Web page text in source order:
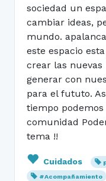
sociedad un
cambiar ideas,
mundo.
este espacio
crear las nuevas
generar con
para el fututo.
tiempo podemos
comunidad
tema !!
Cuidados
#Acompañamiento